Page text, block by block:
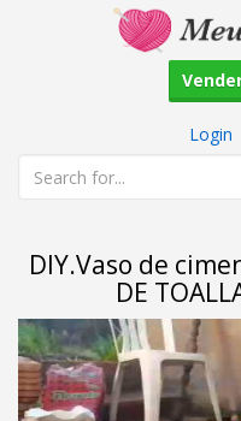
Login
DIY.Vaso de
DE